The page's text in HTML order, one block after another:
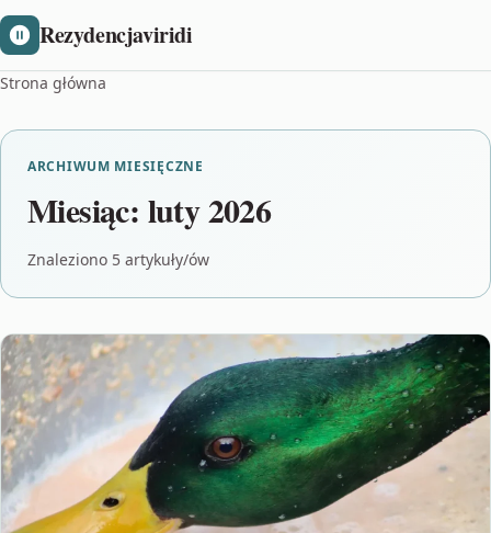
Rezydencjaviridi
Strona główna
ARCHIWUM MIESIĘCZNE
Miesiąc: luty 2026
Znaleziono 5 artykuły/ów